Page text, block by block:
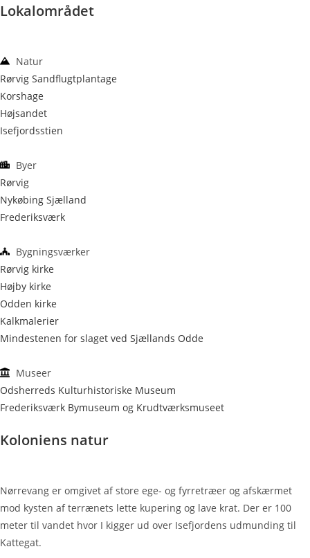
Lokalområdet
Natur
Rørvig Sandflugtplantage
Korshage
Højsandet
Isefjordsstien
Byer
Rørvig
Nykøbing Sjælland
Frederiksværk
Bygningsværker
Rørvig kirke
Højby kirke
Odden kirke
Kalkmalerier
Mindestenen for slaget ved Sjællands Odde
Museer
Odsherreds Kulturhistoriske Museum
Frederiksværk Bymuseum og Krudtværksmuseet
Koloniens natur
Nørrevang er omgivet af store ege- og fyrretræer og afskærmet
mod kysten af terrænets lette kupering og lave krat. Der er 100
meter til vandet hvor I kigger ud over Isefjordens udmunding til
Kattegat.